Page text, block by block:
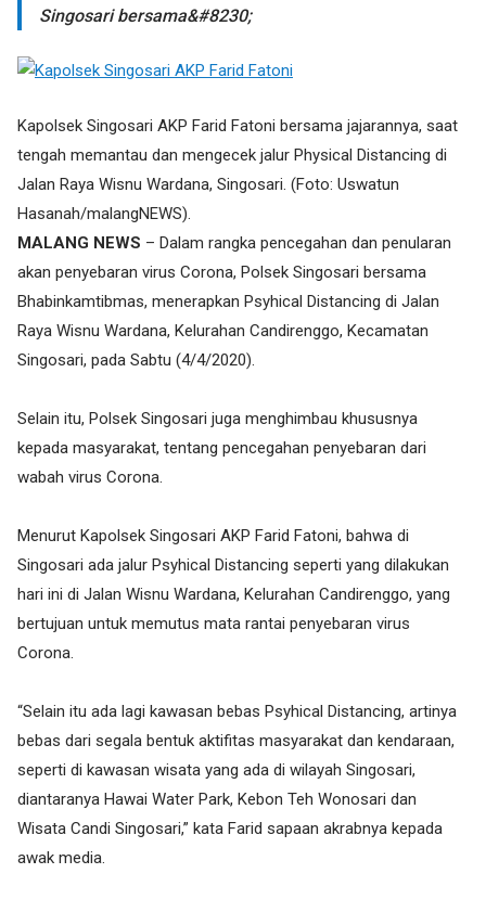
Singosari bersama&#8230;
Kapolsek Singosari AKP Farid Fatoni bersama jajarannya, saat
tengah memantau dan mengecek jalur Physical Distancing di
Jalan Raya Wisnu Wardana, Singosari. (Foto: Uswatun
Hasanah/malangNEWS).
MALANG NEWS – Dalam rangka pencegahan dan penularan
akan penyebaran virus Corona, Polsek Singosari bersama
Bhabinkamtibmas, menerapkan Psyhical Distancing di Jalan
Raya Wisnu Wardana, Kelurahan Candirenggo, Kecamatan
Singosari, pada Sabtu (4/4/2020).
Selain itu, Polsek Singosari juga menghimbau khususnya
kepada masyarakat, tentang pencegahan penyebaran dari
wabah virus Corona.
Menurut Kapolsek Singosari AKP Farid Fatoni, bahwa di
Singosari ada jalur Psyhical Distancing seperti yang dilakukan
hari ini di Jalan Wisnu Wardana, Kelurahan Candirenggo, yang
bertujuan untuk memutus mata rantai penyebaran virus
Corona.
“Selain itu ada lagi kawasan bebas Psyhical Distancing, artinya
bebas dari segala bentuk aktifitas masyarakat dan kendaraan,
seperti di kawasan wisata yang ada di wilayah Singosari,
diantaranya Hawai Water Park, Kebon Teh Wonosari dan
Wisata Candi Singosari,” kata Farid sapaan akrabnya kepada
awak media.